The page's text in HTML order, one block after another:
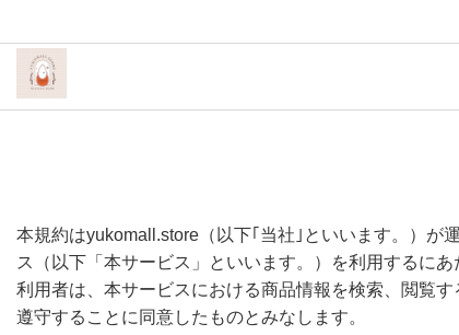
本規約はyukomall.store（以下｢当社｣といいます。）が
ス（以下「本サービス」といいます。）を利用するに
利用者は、本サービスにおける商品情報を検索、閲覧
遵守することに同意したものとみなします。